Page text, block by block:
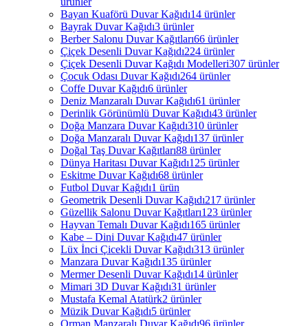
Bayan Kuaförü Duvar Kağıdı14 ürünler
Bayrak Duvar Kağıdı3 ürünler
Berber Salonu Duvar Kağıtları66 ürünler
Çiçek Desenli Duvar Kağıdı224 ürünler
Çiçek Desenli Duvar Kağıdı Modelleri307 ürünler
Çocuk Odası Duvar Kağıdı264 ürünler
Coffe Duvar Kağıdı6 ürünler
Deniz Manzaralı Duvar Kağıdı61 ürünler
Derinlik Görünümlü Duvar Kağıdı43 ürünler
Doğa Manzara Duvar Kağıdı310 ürünler
Doğa Manzaralı Duvar Kağıdı137 ürünler
Doğal Taş Duvar Kağıtları88 ürünler
Dünya Haritası Duvar Kağıdı125 ürünler
Eskitme Duvar Kağıdı68 ürünler
Futbol Duvar Kağıdı1 ürün
Geometrik Desenli Duvar Kağıdı217 ürünler
Güzellik Salonu Duvar Kağıtları123 ürünler
Hayvan Temalı Duvar Kağıdı165 ürünler
Kabe – Dini Duvar Kağıdı47 ürünler
Lüx İnci Çicekli Duvar Kağıdı313 ürünler
Manzara Duvar Kağıdı135 ürünler
Mermer Desenli Duvar Kağıdı14 ürünler
Mimari 3D Duvar Kağıdı31 ürünler
Mustafa Kemal Atatürk2 ürünler
Müzik Duvar Kağıdı5 ürünler
Orman Manzaralı Duvar Kağıdı96 ürünler